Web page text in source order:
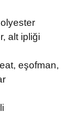
alt ipliği
eşofman,